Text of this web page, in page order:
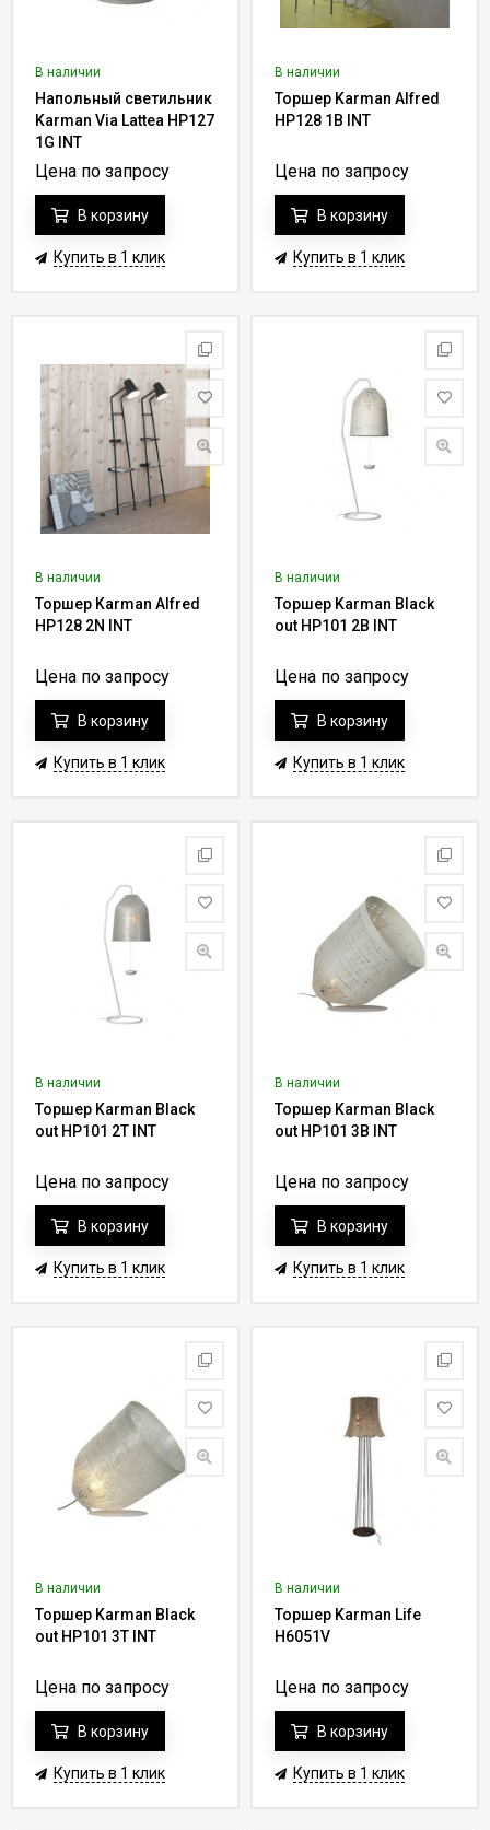
В наличии
Напольный светильник
Karman Via Lattea HP127
1G INT
Цена по запросу
В корзину
Купить в 1 клик
В наличии
Торшер Karman Alfred
HP128 1B INT
Цена по запросу
В корзину
Купить в 1 клик
В наличии
Торшер Karman Alfred
HP128 2N INT
Цена по запросу
В корзину
Купить в 1 клик
В наличии
Торшер Karman Black
out HP101 2B INT
Цена по запросу
В корзину
Купить в 1 клик
В наличии
Торшер Karman Black
out HP101 2T INT
Цена по запросу
В корзину
Купить в 1 клик
В наличии
Торшер Karman Black
out HP101 3B INT
Цена по запросу
В корзину
Купить в 1 клик
В наличии
Торшер Karman Black
out HP101 3T INT
Цена по запросу
В корзину
Купить в 1 клик
В наличии
Торшер Karman Life
H6051V
Цена по запросу
В корзину
Купить в 1 клик